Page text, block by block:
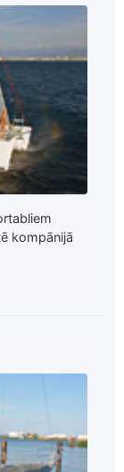
kompānijā